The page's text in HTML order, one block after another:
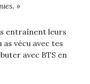
»
entraînent leurs
vécu avec tes
avec BTS en